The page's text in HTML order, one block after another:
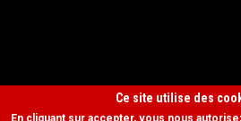
Ce site utilise des
En cliquant sur accepter, vous nous